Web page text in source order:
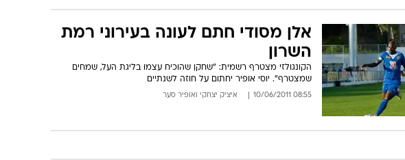
אלן מסודי חתם לעונה בעירוני רמת
השרון
הקונגולזי מצטרף רשמית: "שחקן שהוכיח עצמו בליגת העל, שמחים
שמצטרף". יוסי אופיר יחתום על חוזה לשנתיים
08:55 10/06/2011 איציק יצחקי אופיר סער